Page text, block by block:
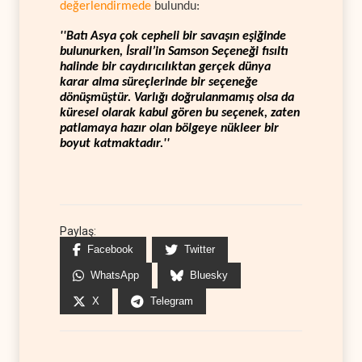
değerlendirmede bulundu:
''Batı Asya çok cepheli bir savaşın eşiğinde
bulunurken, İsrail’in Samson Seçeneği fısıltı
halinde bir caydırıcılıktan gerçek dünya
karar alma süreçlerinde bir seçeneğe
dönüşmüştür. Varlığı doğrulanmamış olsa da
küresel olarak kabul gören bu seçenek, zaten
patlamaya hazır olan bölgeye nükleer bir
boyut katmaktadır.''
Paylaş:
Facebook Twitter
WhatsApp Bluesky
X Telegram